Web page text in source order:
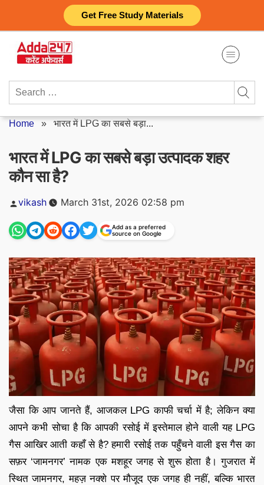
Get Free Study Materials
content
Search
Home » भारत में LPG का सबसे बड़ा...
भारत में LPG का सबसे बड़ा उत्पादक शहर
कौन सा है?
Posted
vikash March 31st, 2026 02:58 pm
Add as a preferred
source on Google
जैसा कि आप जानते हैं, आजकल LPG काफी चर्चा में है; लेकिन क्या
आपने कभी सोचा है कि आपकी रसोई में इस्तेमाल होने वाली यह LPG
गैस आखिर आती कहाँ से है? हमारी रसोई तक पहुँचने वाली इस गैस का
सफ़र ‘जामनगर’ नामक एक मशहूर जगह से शुरू होता है। गुजरात में
स्थित जामनगर, महज़ नक्शे पर मौजूद एक जगह ही नहीं, बल्कि भारत